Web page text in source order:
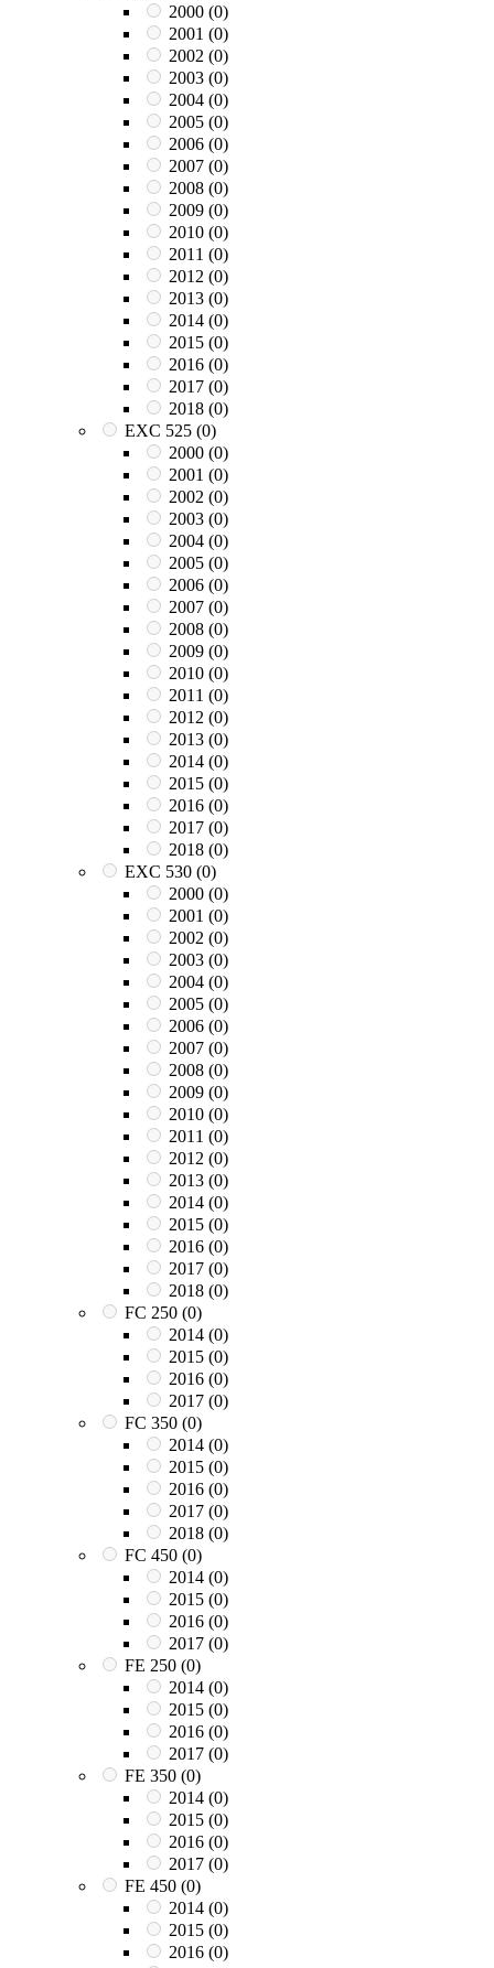
2000 (0)
2001 (0)
2002 (0)
2003 (0)
2004 (0)
2005 (0)
2006 (0)
2007 (0)
2008 (0)
2009 (0)
2010 (0)
2011 (0)
2012 (0)
2013 (0)
2014 (0)
2015 (0)
2016 (0)
2017 (0)
2018 (0)
EXC 525 (0)
2000 (0)
2001 (0)
2002 (0)
2003 (0)
2004 (0)
2005 (0)
2006 (0)
2007 (0)
2008 (0)
2009 (0)
2010 (0)
2011 (0)
2012 (0)
2013 (0)
2014 (0)
2015 (0)
2016 (0)
2017 (0)
2018 (0)
EXC 530 (0)
2000 (0)
2001 (0)
2002 (0)
2003 (0)
2004 (0)
2005 (0)
2006 (0)
2007 (0)
2008 (0)
2009 (0)
2010 (0)
2011 (0)
2012 (0)
2013 (0)
2014 (0)
2015 (0)
2016 (0)
2017 (0)
2018 (0)
FC 250 (0)
2014 (0)
2015 (0)
2016 (0)
2017 (0)
FC 350 (0)
2014 (0)
2015 (0)
2016 (0)
2017 (0)
2018 (0)
FC 450 (0)
2014 (0)
2015 (0)
2016 (0)
2017 (0)
FE 250 (0)
2014 (0)
2015 (0)
2016 (0)
2017 (0)
FE 350 (0)
2014 (0)
2015 (0)
2016 (0)
2017 (0)
FE 450 (0)
2014 (0)
2015 (0)
2016 (0)